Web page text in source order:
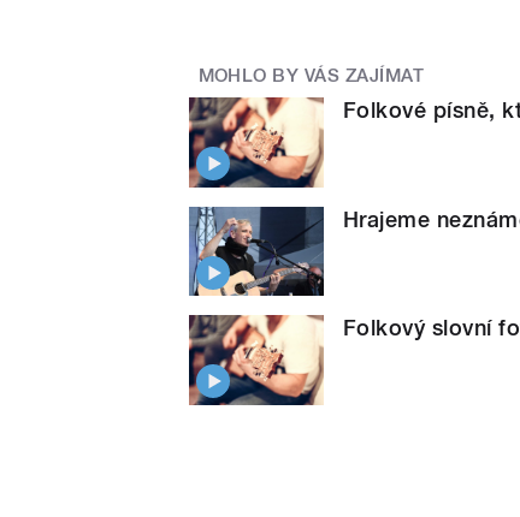
MOHLO BY VÁS ZAJÍMAT
Folkové písně,
Hrajeme
Folkový slovní